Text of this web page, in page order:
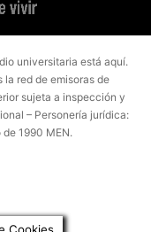
universitaria está aquí.
la red de emisoras de
sujeta a inspección y
– Personería jurídica:
1990 MEN.